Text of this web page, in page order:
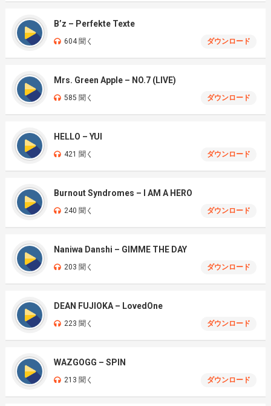
B’z – Perfekte Texte
604 聞く ダウンロード
Mrs. Green Apple – NO.7 (LIVE)
585 聞く ダウンロード
HELLO – YUI
421 聞く ダウンロード
Burnout Syndromes – I AM A HERO
240 聞く ダウンロード
Naniwa Danshi – GIMME THE DAY
203 聞く ダウンロード
DEAN FUJIOKA – LovedOne
223 聞く ダウンロード
WAZGOGG – SPIN
213 聞く ダウンロード